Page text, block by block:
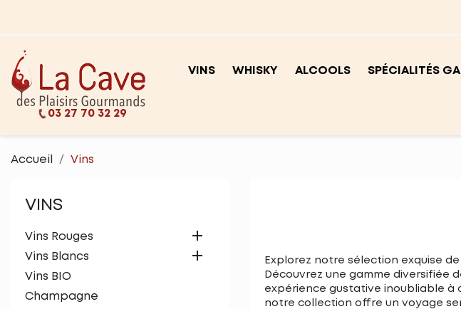
03 27 70 32 29
VINS WHISKY ALCOOLS SPÉCIALITÉS
Accueil Vins
VINS
Vins Rouges 
Vins Blancs 
Vins BIO
Champagne
Explorez notre sélection exquise
Découvrez une gamme diversifiée
expérience gustative inoubliable à
notre collection offre un voyage